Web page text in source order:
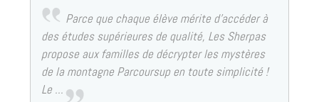
Parce que chaque élève mérite d’accéder à
des études supérieures de qualité, Les Sherpas
propose aux familles de décrypter les mystères
de la montagne Parcoursup en toute simplicité !
Le ...